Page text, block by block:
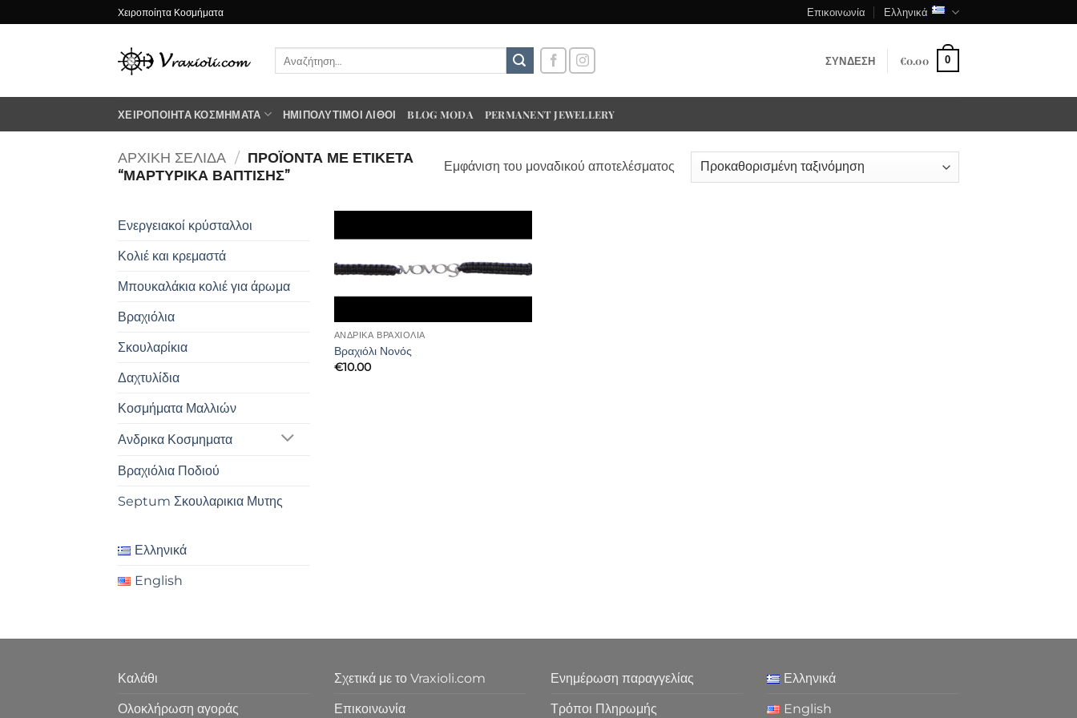
στο
Χειροποίητα Κοσμήματα Επικοινωνία Ελληνικά
ΣΎΝΔΕΣΗ €0.00 0
ΧΕΙΡΟΠΟΊΗΤΑ ΚΟΣΜΉΜΑΤΑ ΗΜΙΠΟΛΎΤΙΜΟΙ ΛΊΘΟΙ BLOG MODA PERMANENT JEWELLERY
ΑΡΧΙΚΉ ΣΕΛΊΔΑ / ΠΡΟΪΌΝΤΑ ΜΕ ΕΤΙΚΈΤΑ
“ΜΑΡΤΥΡΙΚΑ ΒΑΠΤΙΣΗΣ”
Εμφάνιση του μοναδικού αποτελέσματος
Ενεργειακοί κρύσταλλοι
Κολιέ και κρεμαστά
Μπουκαλάκια κολιέ για άρωμα
Βραχιόλια
Σκουλαρίκια
Δαχτυλίδια
Κοσμήματα Μαλλιών
Ανδρικα Κοσμηματα
Βραχιόλια Ποδιού
Septum Σκουλαρικια Μυτης
Ελληνικά
English
ΑΝΔΡΙΚΑ ΒΡΑΧΙΟΛΙΑ
Βραχιόλι Νονός
€10.00
Καλάθι
Ολοκλήρωση αγοράς
Σχετικά με το Vraxioli.com
Επικοινωνία
Ενημέρωση παραγγελίας
Τρόποι Πληρωμής
Ελληνικά
English